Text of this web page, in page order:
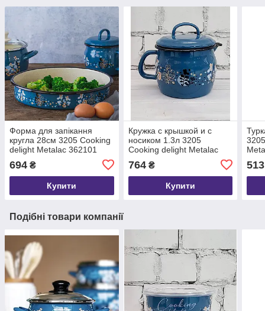
Форма для запікання
кругла 28см 3205 Cooking
delight Metalac 362101
694 ₴
Купити
Кружка с крышкой и с
носиком 1.3л 3205
Cooking delight Metalac
764₴
Купити
513
Подібні товари компанії